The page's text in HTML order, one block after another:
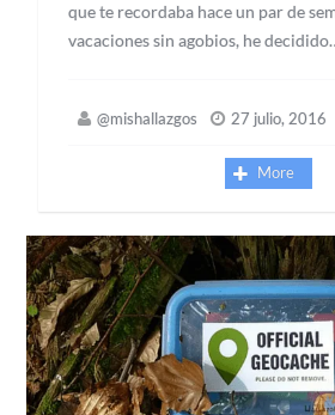
que te recordaba hace un par de
vacaciones sin agobios, he
@mishallazgos 27 julio, 2016
More